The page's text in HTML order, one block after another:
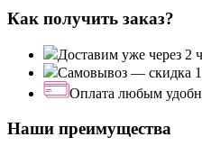
Как получить заказ?
Доставим уже через 2
Самовывоз — скидка
Оплата любым
Наши преимущества